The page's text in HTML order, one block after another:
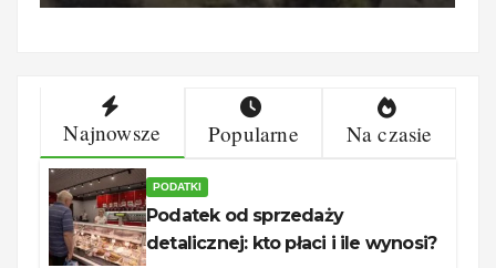
Najnowsze Popularne Na czasie
PODATKI
Podatek od sprzedaży
detalicznej: kto płaci i ile wynosi?